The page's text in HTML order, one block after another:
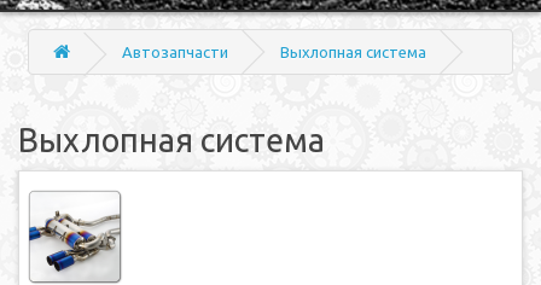
Автозапчасти Выхлопная система
Выхлопная система